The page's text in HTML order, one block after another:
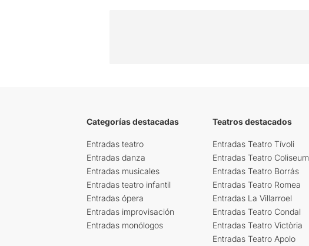
Categorías destacadas
Entradas teatro
Entradas danza
Entradas musicales
Entradas teatro infantil
Entradas ópera
Entradas improvisación
Entradas monólogos
Teatros destacados
Entradas Teatro Tívoli
Entradas Teatro Coliseum
Entradas Teatro Borrás
Entradas Teatro Romea
Entradas La Villarroel
Entradas Teatro Condal
Entradas Teatro Victòria
Entradas Teatro Apolo